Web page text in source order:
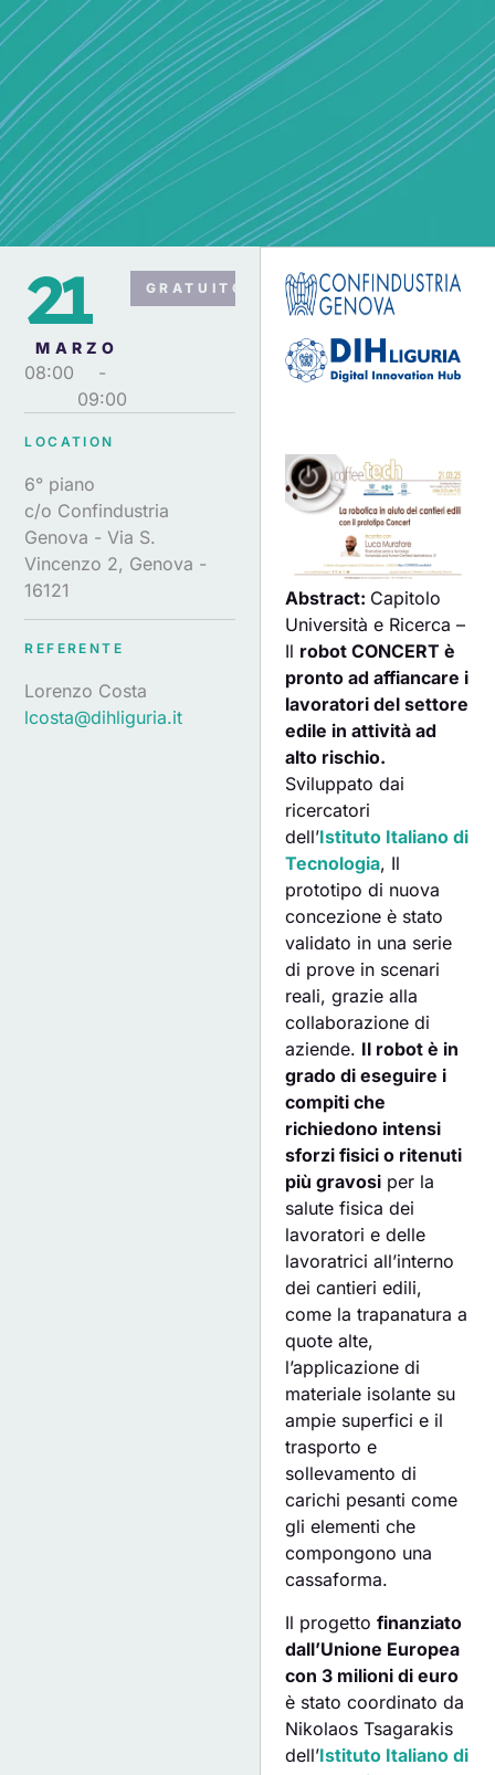
21
MARZO
08:00
-
09:00
GRATUITO
LOCATION
6° piano
c/o Confindustria
Genova - Via S.
Vincenzo 2, Genova -
16121
REFERENTE
Lorenzo Costa
lcosta@dihliguria.it
Abstract: Capitolo
Università e Ricerca –
Il robot CONCERT è
pronto ad affiancare i
lavoratori del settore
edile in attività ad
alto rischio.
Sviluppato dai
ricercatori
dell’Istituto Italiano di
Tecnologia, Il
prototipo di nuova
concezione è stato
validato in una serie
di prove in scenari
reali, grazie alla
collaborazione di
aziende. Il robot è in
grado di eseguire i
compiti che
richiedono intensi
sforzi fisici o ritenuti
più gravosi per la
salute fisica dei
lavoratori e delle
lavoratrici all’interno
dei cantieri edili,
come la trapanatura a
quote alte,
l’applicazione di
materiale isolante su
ampie superfici e il
trasporto e
sollevamento di
carichi pesanti come
gli elementi che
compongono una
cassaforma.
Il progettofinanziato
dall’Unione Europea
con 3 milioni di euro
è stato coordinato da
Nikolaos Tsagarakis
dell’Istituto Italiano di